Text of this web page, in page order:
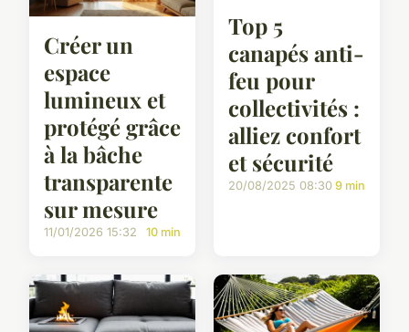
Créer un
espace
lumineux et
protégé grâce
à la bâche
transparente
sur mesure
11/01/2026 15:32 10 min
Top 5
canapés anti-
feu pour
collectivités :
alliez confort
et sécurité
20/08/2025 08:30 9 min